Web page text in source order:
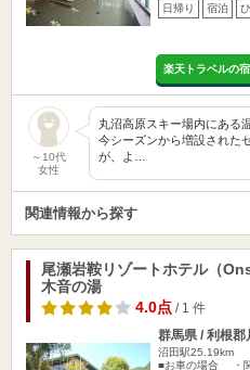
日帰り 宿泊
楽天トラベルの
～10代
女性
丸沼高原スキー場内にある
今シーズンから増設された
が、よ…
関連情報から探す
尾瀬岩鞍リゾートホテル（
木音の湯
4.0点/ 1 件
群馬県 / 利根郡
沼田駅25.19km
■お車の場合 ・